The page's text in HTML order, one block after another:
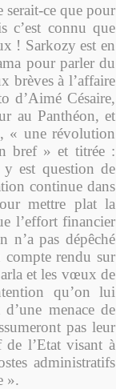
serait-ce que pour
c’est connu que
! Sarkozy est en
pour parler du
brèves à l’affaire
d’Aimé Césaire,
au Panthéon, et
« une révolution
bref » et titrée :
est question de
continue dans
mettre plat la
l’effort financier
n’a pas dépêché
compte rendu sur
et les vœux de
qu’on lui
menace de
pas leur
l’Etat visant à
administratifs
».